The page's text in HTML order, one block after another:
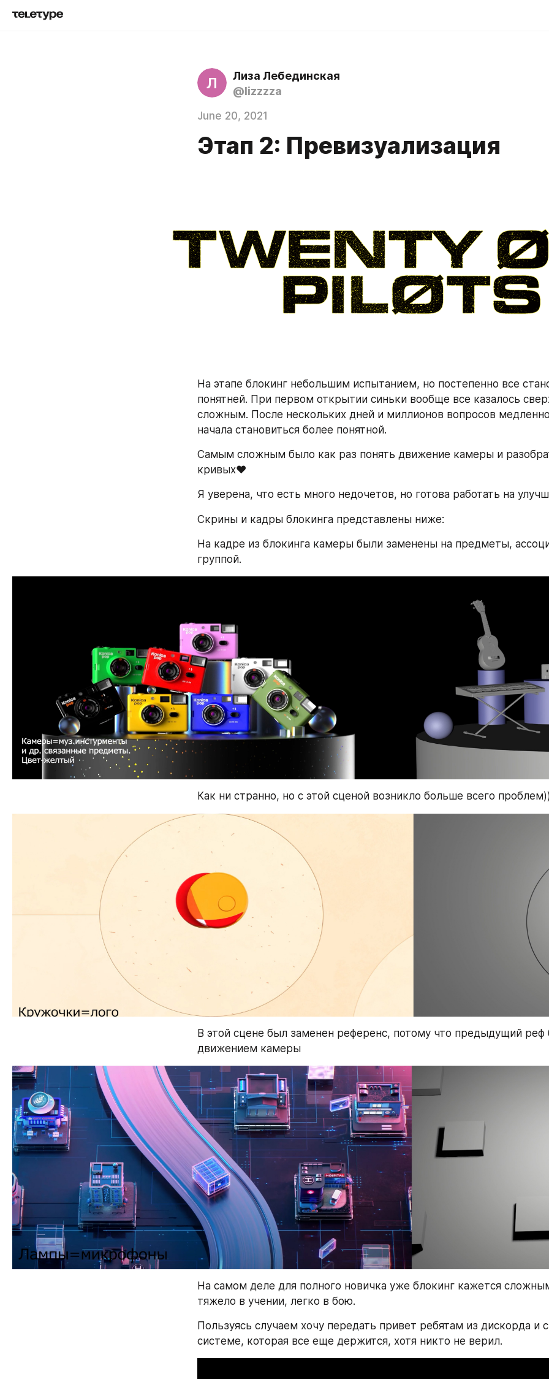
Л
Лиза Лебединская
@lizzzza
June 20, 2021
Этап 2: Превизуализация
На этапе блокинг небольшим испытанием, но постепенно все
понятней. При первом открытии синьки вообще все казалось
сложным. После нескольких дней и миллионов вопросов
начала становиться более понятной.
Самым сложным было как раз понять движение камеры и
кривых♥
Я уверена, что есть много недочетов, но готова работать на
Скрины и кадры блокинга представлены ниже:
На кадре из блокинга камеры были заменены на предметы,
группой.
Как ни странно, но с этой сценой возникло больше всего
В этой сцене был заменен референс, потому что предыдущий реф
движением камеры
На самом деле для полного новичка уже блокинг кажется
тяжело в учении, легко в бою.
Пользуясь случаем хочу передать привет ребятам из дискорда и
системе, которая все еще держится, хотя никто не верил.